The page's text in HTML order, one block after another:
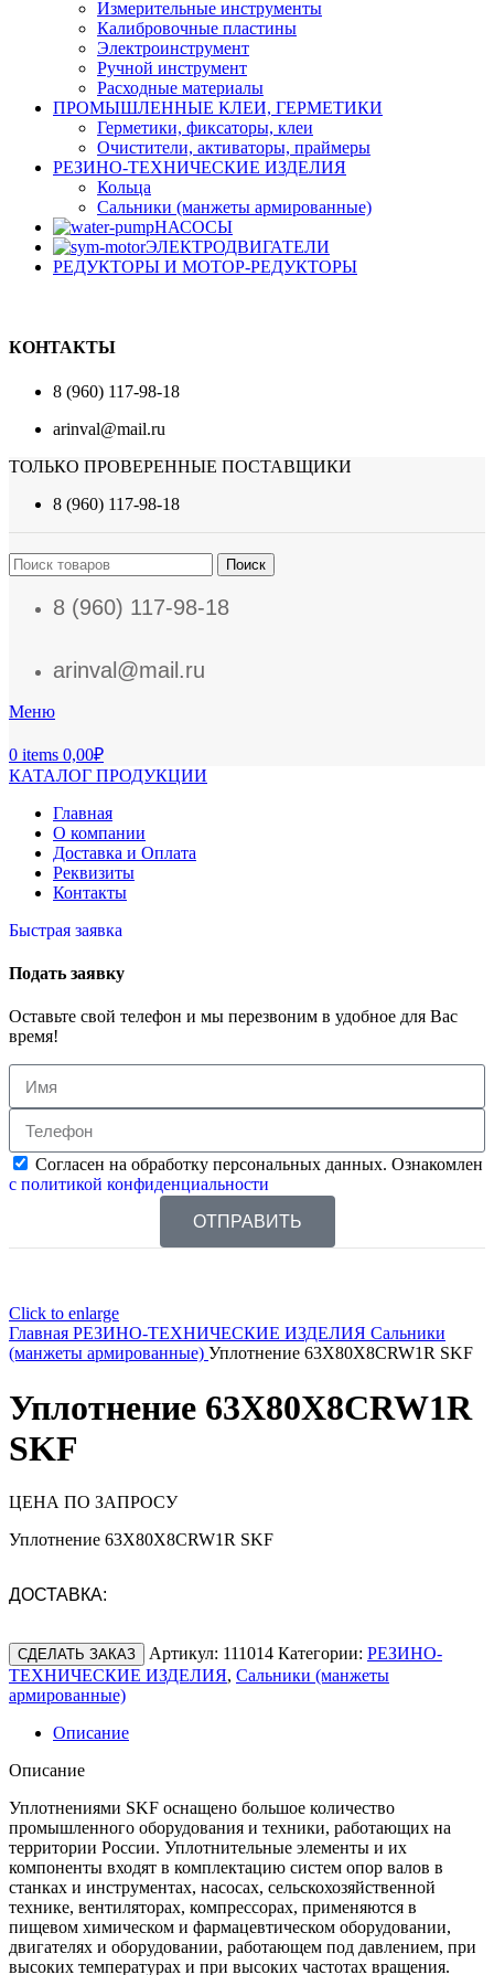
Измерительные инструменты
Калибровочные пластины
Электроинструмент
Ручной инструмент
Расходные материалы
ПРОМЫШЛЕННЫЕ КЛЕИ, ГЕРМЕТИКИ
Герметики, фиксаторы, клеи
Очистители, активаторы, праймеры
РЕЗИНО-ТЕХНИЧЕСКИЕ ИЗДЕЛИЯ
Кольца
Сальники (манжеты армированные)
НАСОСЫ
ЭЛЕКТРОДВИГАТЕЛИ
РЕДУКТОРЫ И МОТОР-РЕДУКТОРЫ
КОНТАКТЫ
8 (960) 117-98-18
arinval@mail.ru
ТОЛЬКО ПРОВЕРЕННЫЕ ПОСТАВЩИКИ
8 (960) 117-98-18
Поиск
8 (960) 117-98-18
arinval@mail.ru
Меню
0 items 0,00₽
КАТАЛОГ ПРОДУКЦИИ
Главная
О компании
Доставка и Оплата
Реквизиты
Контакты
Быстрая заявка
Подать заявку
Оставьте свой телефон и мы перезвоним в удобное для Вас
время!
Согласен на обработку персональных данных. Ознакомлен
с политикой конфиденциальности
ОТПРАВИТЬ
Click to enlarge
Главная РЕЗИНО-ТЕХНИЧЕСКИЕ ИЗДЕЛИЯ Сальники
(манжеты армированные) Уплотнение 63X80X8CRW1R SKF
Уплотнение 63X80X8CRW1R
SKF
ЦЕНА ПО ЗАПРОСУ
Уплотнение 63X80X8CRW1R SKF
ДОСТАВКА:
СДЕЛАТЬ ЗАКАЗ Артикул: 111014 Категории: РЕЗИНО-
ТЕХНИЧЕСКИЕ ИЗДЕЛИЯ, Сальники (манжеты
армированные)
Описание
Описание
Уплотнениями SKF оснащено большое количество
промышленного оборудования и техники, работающих на
территории России. Уплотнительные элементы и их
компоненты входят в комплектацию систем опор валов в
станках и инструментах, насосах, сельскохозяйственной
технике, вентиляторах, компрессорах, применяются в
пищевом химическом и фармацевтическом оборудовании,
двигателях и оборудовании, работающем под давлением, при
высоких температурах и при высоких частотах вращения.